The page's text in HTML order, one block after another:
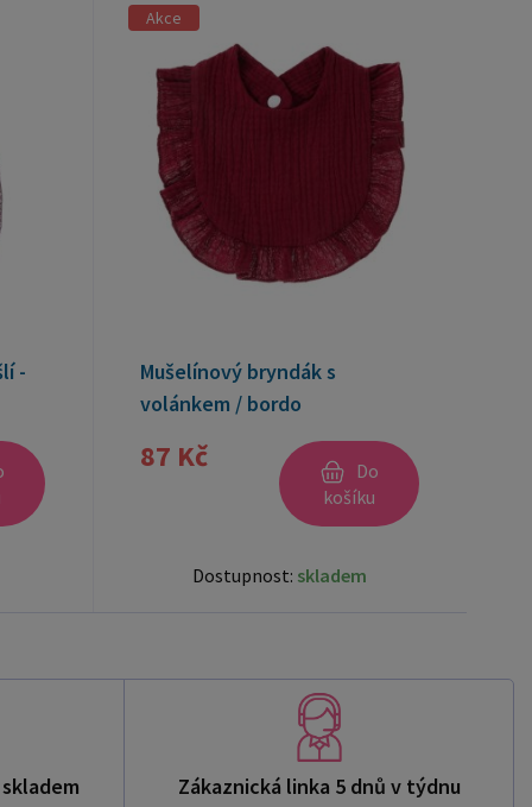
-
Akce
Mušelínový bryndák s
volánkem / bordo
87 Kč
Do
košíku
Dostupnost: skladem
Zákaznická linka 5 dnů v týdnu